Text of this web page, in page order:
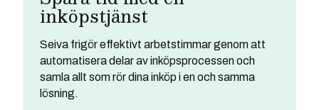
inköpstjänst
Seiva frigör effektivt arbetstimmar genom att
automatisera delar av inköpsprocessen och
samla allt som rör dina inköp i en och samma
lösning.